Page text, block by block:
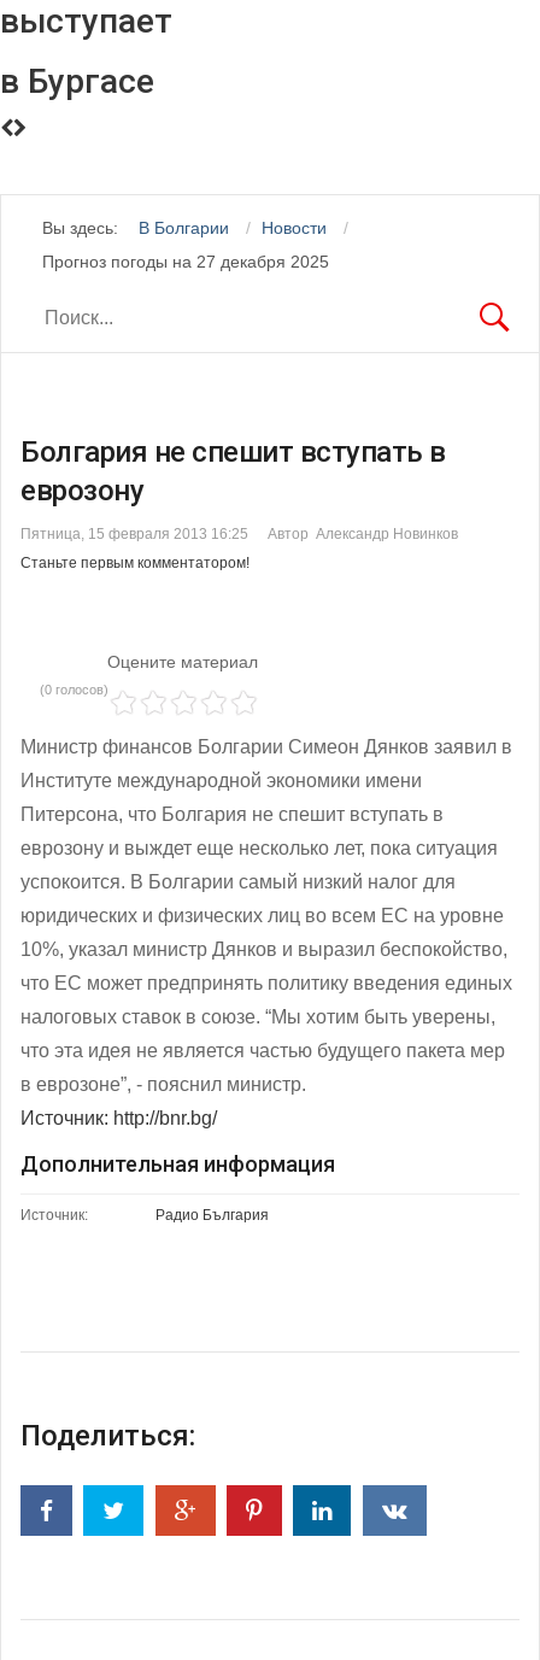
выступает
в Бургасе
Вы здесь: В Болгарии
Новости
Прогноз погоды на 27 декабря 2025
Болгария не спешит вступать в
еврозону
Пятница, 15 февраля 2013 16:25
Автор Александр Новинков
Станьте первым комментатором!
Оцените материал
(0 голосов)
Министр финансов Болгарии Симеон Дянков заявил в
Институте международной экономики имени
Питерсона, что Болгария не спешит вступать в
еврозону и выждет еще несколько лет, пока ситуация
успокоится. В Болгарии самый низкий налог для
юридических и физических лиц во всем ЕС на уровне
10%, указал министр Дянков и выразил беспокойство,
что ЕС может предпринять политику введения единых
налоговых ставок в союзе. “Мы хотим быть уверены,
что эта идея не является частью будущего пакета мер
в еврозоне”, - пояснил министр.
Источник: http://bnr.bg/
Дополнительная информация
Источник: Радио България
Поделиться: